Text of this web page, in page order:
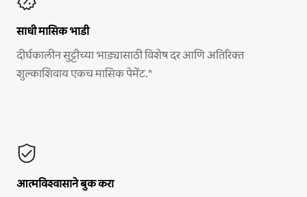
साधी मासिक भाडी
दीर्घकालीन सुट्टीच्या भाड्यासाठी विशेष दर आणि अतिरिक्त
शुल्काशिवाय एकच मासिक पेमेंट.*
आत्मविश्वासाने बुक करा